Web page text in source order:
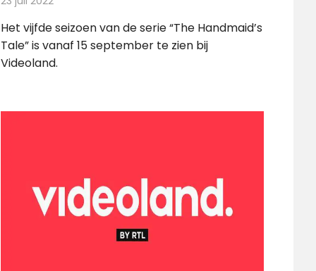
Het vijfde seizoen van de serie “The Handmaid’s
Tale” is vanaf 15 september te zien bij
Videoland.